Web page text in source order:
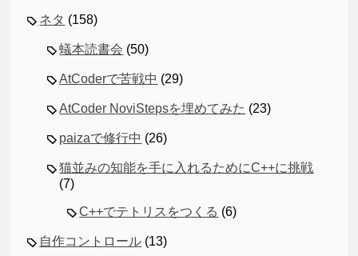
ネタ (158)
蟻本読書会 (50)
AtCoderで苦戦中 (29)
AtCoder NoviStepsを埋めてみた (23)
paizaで修行中 (26)
猫並みの知能を手に入れるためにC++に挑戦
(7)
C++でテトリスをつくる (6)
自作コントロール (13)